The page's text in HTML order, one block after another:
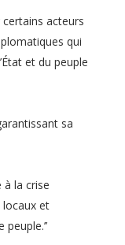
certains acteurs
qui
et du peuple
sa
à la crise
locaux et